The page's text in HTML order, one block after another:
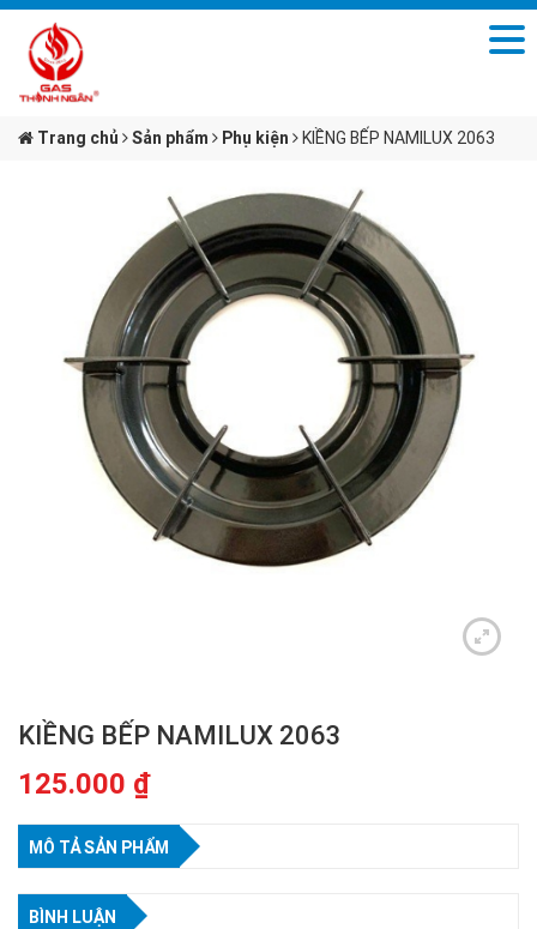
Trang chủ Sản phẩm Phụ kiện KIỀNG BẾP NAMILUX 2063
KIỀNG BẾP NAMILUX 2063
125.000 ₫
MÔ TẢ SẢN PHẨM
BÌNH LUẬN